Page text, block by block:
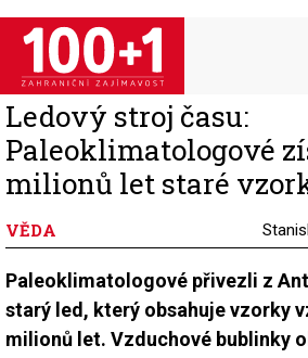
Přejít
hlavnímu
obsahu
Ledový stroj času:
Paleoklimatologové
milionů let staré
VĚDA
Paleoklimatologové přivezli z
starý led, který obsahuje vzorky
milionů let. Vzduchové bublinky